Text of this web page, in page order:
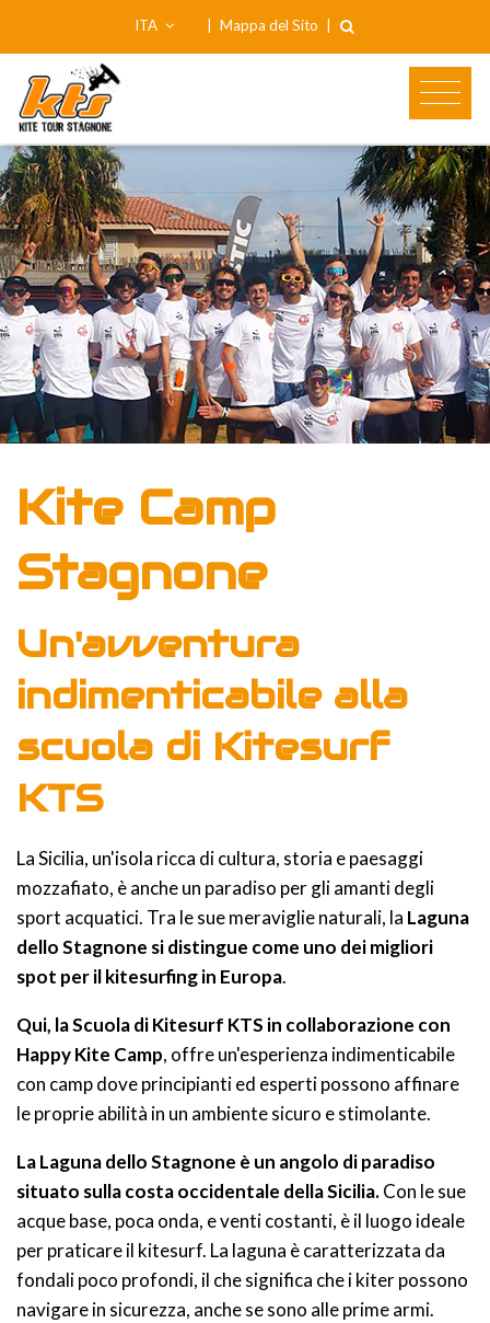
ITA Mappa del Sito
Kite Camp
Stagnone
Un'avventura
indimenticabile alla
scuola di Kitesurf
KTS
La Sicilia, un'isola ricca di cultura, storia e paesaggi
mozzafiato, è anche un paradiso per gli amanti degli
sport acquatici. Tra le sue meraviglie naturali, la Laguna
dello Stagnone si distingue come uno dei migliori
spot per il kitesurfing in Europa.
Qui, la Scuola di Kitesurf KTS in collaborazione con
Happy Kite Camp, offre un'esperienza indimenticabile
con camp dove principianti ed esperti possono affinare
le proprie abilità in un ambiente sicuro e stimolante.
La Laguna dello Stagnone è un angolo di paradiso
situato sulla costa occidentale della Sicilia.Con le sue
acque base, poca onda, e venti costanti, è il luogo ideale
per praticare il kitesurf. La laguna è caratterizzata da
fondali poco profondi, il che significa che i kiter possono
navigare in sicurezza, anche se sono alle prime armi.